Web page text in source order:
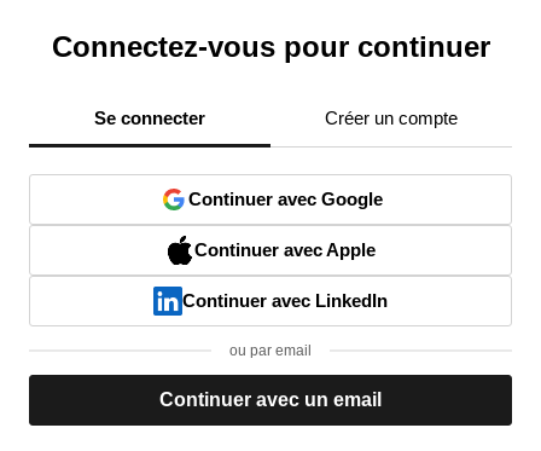
Connectez-vous pour continuer
Se connecter Créer un compte
Continuer avec Google
Continuer avec Apple
Continuer avec LinkedIn
ou par email
Continuer avec un email